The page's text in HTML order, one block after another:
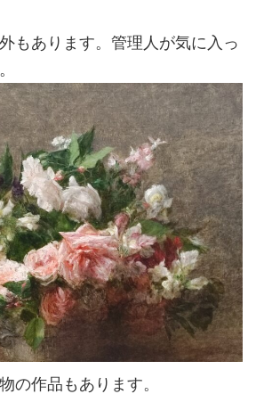
もあります。管理人が気に入っ
の作品もあります。